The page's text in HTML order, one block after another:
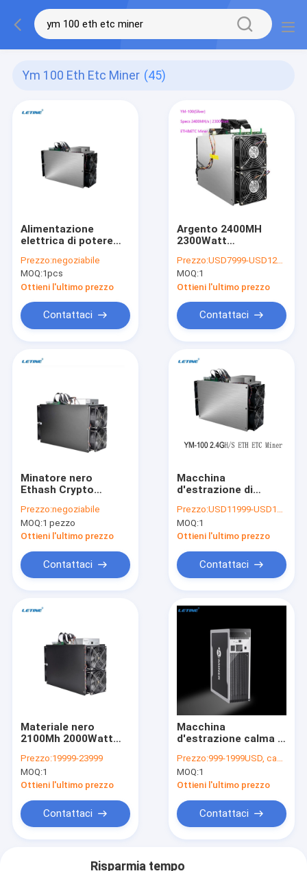
Ym 100 Eth Etc Miner (45)
Alimentazione
elettrica di potere
minatore 2400MH/S
2300watt di YM-100
ETH ecc con il
gruppo di
alimentazione
Prezzo:negoziabile
MOQ:1pcs
Ottieni l'ultimo prezzo
Contattaci
Argento 2400MH
2300Watt
del minatore YM-100
del FCC ETH ecc
Prezzo:USD7999-USD12999 negotiable
MOQ:1
Ottieni l'ultimo prezzo
Contattaci
Minatore nero
Ethash Crypto
YM-100 2100MH/S
ETH ecc Asic la
maggior parte del
Prezzo:negoziabile
MOQ:1 pezzo
Ottieni l'ultimo prezzo
Contattaci
Macchina
d'estrazione di
Crypto Ethereum del
minatore di YM-100
Asic ETH 2400MH
Blockchain Miner
Prezzo:USD11999-USD14999 negotiable
MOQ:1
Ottieni l'ultimo prezzo
Contattaci
Materiale nero
2100Mh 2000Watt
Bitmain Asic
Antminer per ETH
ecc
Prezzo:19999-23999
MOQ:1
Ottieni l'ultimo prezzo
Contattaci
Macchina
d'estrazione calma di
alta capacità di
lavorazione del
minatore 480W di
1040Mh/S ETH ecc
Prezzo:999-1999USD, can be negotiate
MOQ:1
Ottieni l'ultimo prezzo
Contattaci
Risparmia tempo